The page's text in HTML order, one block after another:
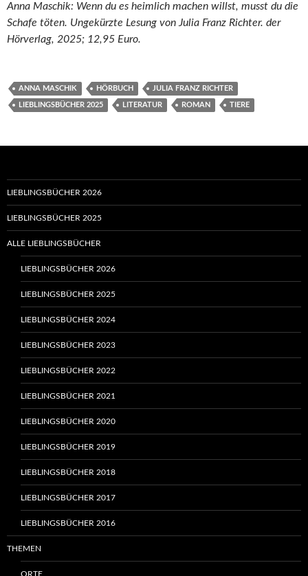
Anna Maschik: Wenn du es heimlich machen willst, musst du die
Schafe töten. Ungekürzte Lesung von Julia Franz Richter. der
Hörverlag, 2025; 12,95 Euro.
ANNA MASCHIK HÖRBUCH JULIA FRANZ RICHTER
LIEBLINGSBÜCHER 2025 LITERATUR ROMAN TIERE
LIEBLINGSBÜCHER 2026
LIEBLINGSBÜCHER 2025
ALLE LIEBLINGSBÜCHER
LIEBLINGSBÜCHER 2026
LIEBLINGSBÜCHER 2025
LIEBLINGSBÜCHER 2024
LIEBLINGSBÜCHER 2023
LIEBLINGSBÜCHER 2022
LIEBLINGSBÜCHER 2021
LIEBLINGSBÜCHER 2020
LIEBLINGSBÜCHER 2019
LIEBLINGSBÜCHER 2018
LIEBLINGSBÜCHER 2017
LIEBLINGSBÜCHER 2016
THEMEN
ORTE